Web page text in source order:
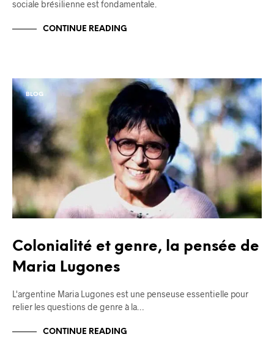
sociale brésilienne est fondamentale.
CONTINUE READING
BLOG
Colonialité et genre, la pensée de
Maria Lugones
L'argentine Maria Lugones est une penseuse essentielle pour
relier les questions de genre à la…
CONTINUE READING